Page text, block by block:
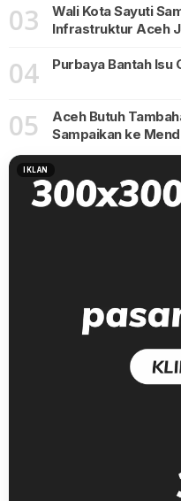
03
Wali Kota Sayuti
Infrastruktur Aceh
04 Purbaya Bantah Isu
05
Aceh Butuh
Sampaikan ke
IKLAN